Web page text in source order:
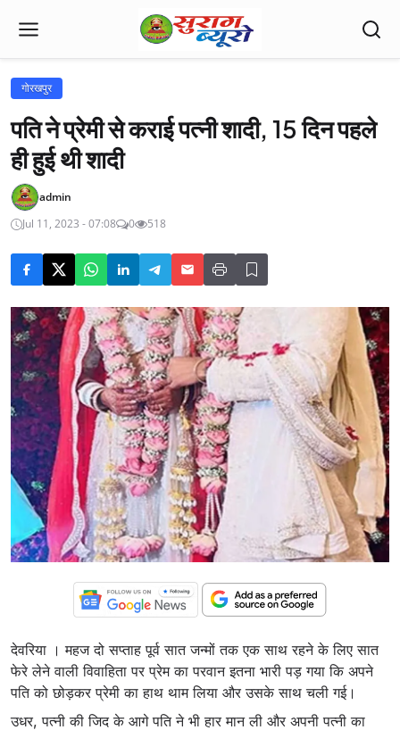
गोरखपुर
पति ने प्रेमी से कराई पत्नी शादी, 15 दिन पहले
ही हुई थी शादी
admin
Jul 11, 2023 - 07:08
0 518
देवरिया । महज दो सप्ताह पूर्व सात जन्मों तक एक साथ रहने के लिए सात
फेरे लेने वाली विवाहिता पर प्रेम का परवान इतना भारी पड़ गया कि अपने
पति को छोड़कर प्रेमी का हाथ थाम लिया और उसके साथ चली गई।
उधर, पत्नी की जिद के आगे पति ने भी हार मान ली और अपनी पत्नी का